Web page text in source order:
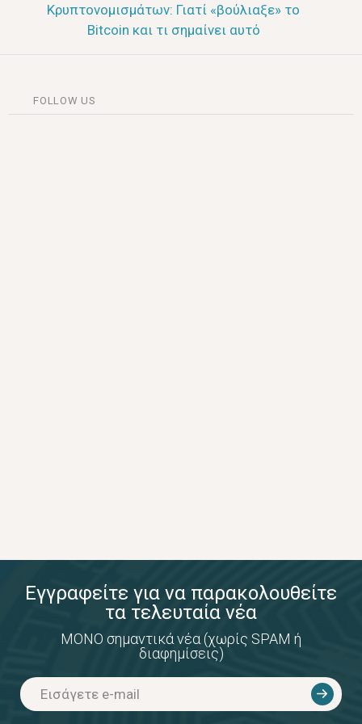
Κρυπτονομισμάτων: Γιατί «βούλιαξε» το
Bitcoin και τι σημαίνει αυτό
FOLLOW US
Εγγραφείτε για να παρακολουθείτε
τα τελευταία νέα
ΜΟΝΟ σημαντικά νέα (χωρίς SPAM ή
διαφημίσεις)